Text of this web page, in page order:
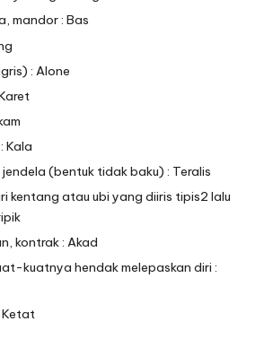
mandor : Bas
: Alone
Kala
(bentuk tidak baku) : Teralis
kentang atau ubi yang diiris tipis2 lalu
kontrak : Akad
kuatnya hendak melepaskan diri :
Ketat